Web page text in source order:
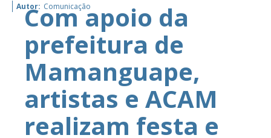
Autor: Comunicação
Com apoio da
prefeitura de
Mamanguape,
artistas e ACAM
realizam festa e